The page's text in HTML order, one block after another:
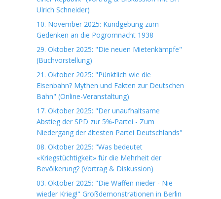
Ulrich Schneider)
10. November 2025: Kundgebung zum
Gedenken an die Pogromnacht 1938
29. Oktober 2025: "Die neuen Mietenkämpfe"
(Buchvorstellung)
21. Oktober 2025: "Pünktlich wie die
Eisenbahn? Mythen und Fakten zur Deutschen
Bahn" (Online-Veranstaltung)
17. Oktober 2025: "Der unaufhaltsame
Abstieg der SPD zur 5%-Partei - Zum
Niedergang der ältesten Partei Deutschlands"
08. Oktober 2025: "Was bedeutet
«Kriegstüchtigkeit» für die Mehrheit der
Bevölkerung? (Vortrag & Diskussion)
03. Oktober 2025: "Die Waffen nieder - Nie
wieder Krieg!" Großdemonstrationen in Berlin